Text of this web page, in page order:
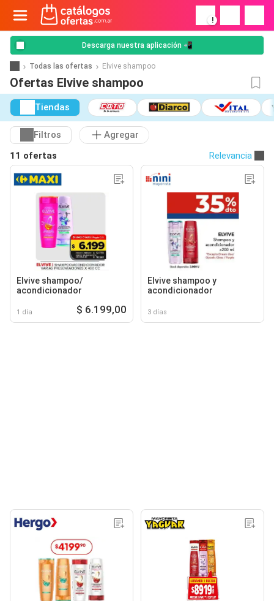
!
Descarga nuestra aplicación 📲
Todas las ofertas Elvive shampoo
Ofertas Elvive shampoo
Tiendas
Filtros
Agregar
11 ofertas
Relevancia
Elvive shampoo/
acondicionador
1 día $ 6.199,00
Elvive shampoo y
acondicionador
3 días